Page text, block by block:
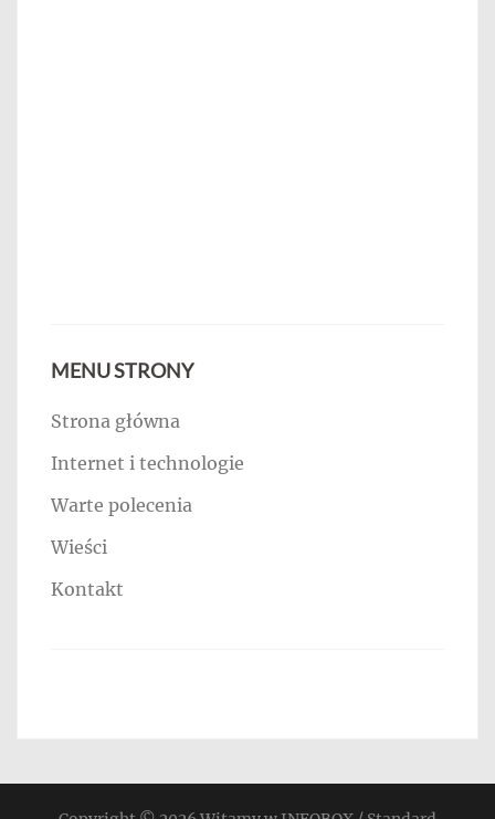
MENU STRONY
Strona główna
Internet i technologie
Warte polecenia
Wieści
Kontakt